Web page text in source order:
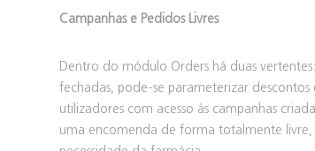
Campanhas e Pedidos Livres
Dentro do módulo Orders há duas
fechadas, pode-se parameterizar
utilizadores com acesso às campanhas
uma encomenda de forma totalmente